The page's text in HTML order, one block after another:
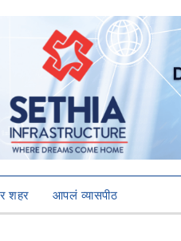
शहर आपलं व्यासपीठ